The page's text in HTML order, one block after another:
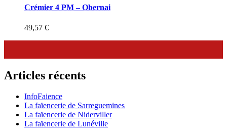
Crémier 4 PM – Obernai
49,57 €
Articles récents
InfoFaience
La faïencerie de Sarreguemines
La faïencerie de Niderviller
La faïencerie de Lunéville